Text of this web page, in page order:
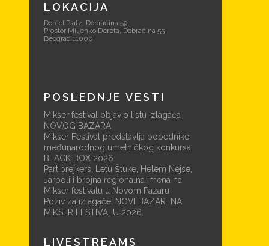
LOKACIJA
Dorćol Platz, Dobračina 59
Prostor Miljenko Dereta, Dobračina 55
Beograd 11000
POSLEDNJE VESTI
Mikser festival objavio listu izlagača
NOVOG BAZARA
Mikser Festival predstavlja pobednike
međunarodnog umetničkog konkursa
BLACK BOX 2026
Partibrejkers, Letu Štuke, Helem Nejse,
Jarboli i brojna regionalna imena na
Mikser festivalu u Novom Pazaru
Poziv za izlagače: NOVI BAZAR NA
MIKSER FESTIVALU 2026.
LIVESTREAMS